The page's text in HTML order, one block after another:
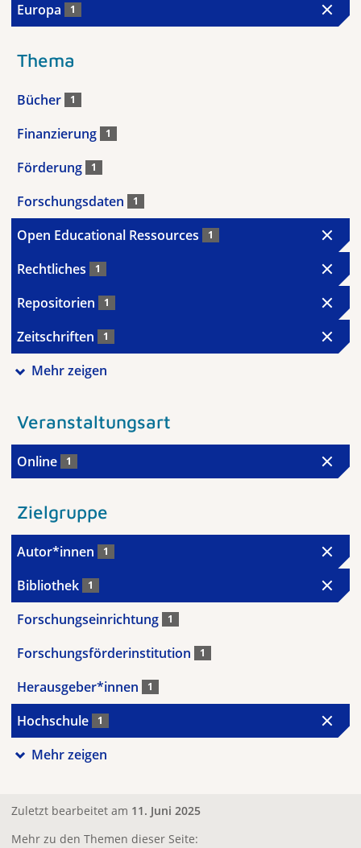
Europa 1
Thema
Bücher 1
Finanzierung 1
Förderung 1
Forschungsdaten 1
Open Educational Ressources 1
Rechtliches 1
Repositorien 1
Zeitschriften 1
Mehr zeigen
Veranstaltungsart
Online 1
Zielgruppe
Autor*innen 1
Bibliothek 1
Forschungseinrichtung 1
Forschungsförderinstitution 1
Herausgeber*innen 1
Hochschule 1
Mehr zeigen
Zuletzt bearbeitet am 11. Juni 2025
Mehr zu den Themen dieser Seite: